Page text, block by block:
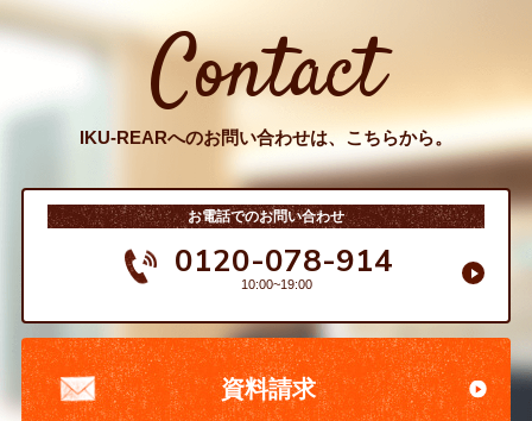
Contact
IKU-REARへのお問い合わせは、こちらから。
お電話でのお問い合わせ
0120-078-914
10:00~19:00
資料請求